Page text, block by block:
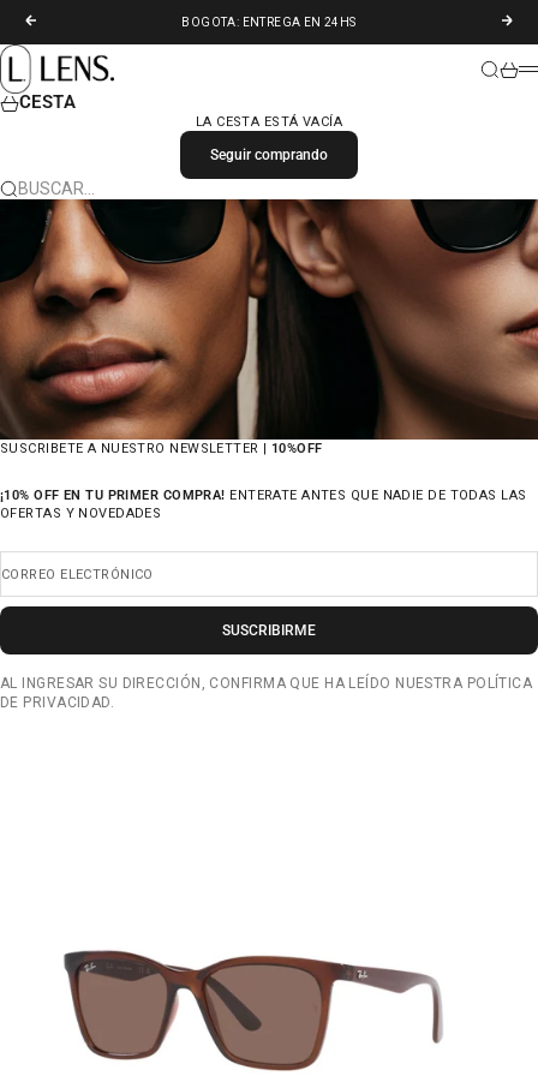
ANTERIOR
BOGOTA: ENTREGA EN 24HS
LENS. COLOMBIA
BUSCAR
CESTA
LA CESTA ESTÁ VACÍA
Seguir comprando
BUSCAR…
SUSCRIBETE A NUESTRO NEWSLETTER | 10%OFF
¡10% OFF EN TU PRIMER COMPRA! ENTERATE ANTES QUE NADIE DE TODAS LAS
OFERTAS Y NOVEDADES
CORREO ELECTRÓNICO
SUSCRIBIRME
AL INGRESAR SU DIRECCIÓN, CONFIRMA QUE HA LEÍDO NUESTRA POLÍTICA
DE PRIVACIDAD.